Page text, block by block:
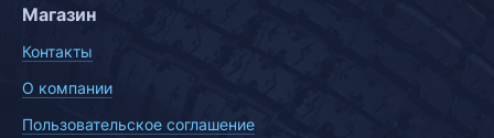
Магазин
Контакты
О компании
Пользовательское соглашение